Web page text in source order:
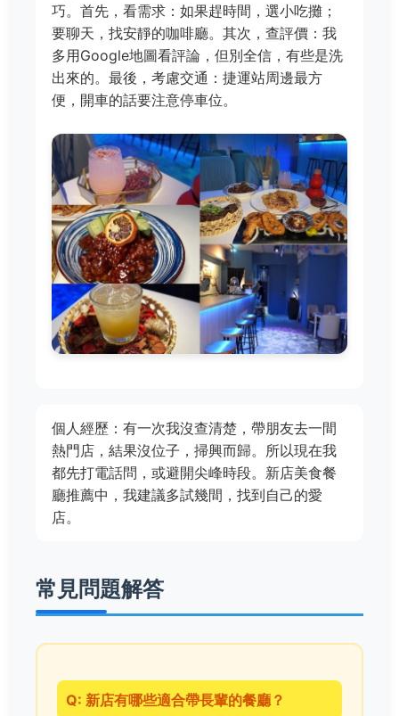
巧。首先，看需求：如果趕時間，選小吃攤；
要聊天，找安靜的咖啡廳。其次，查評價：我
多用Google地圖看評論，但別全信，有些是洗
出來的。最後，考慮交通：捷運站周邊最方
便，開車的話要注意停車位。
個人經歷：有一次我沒查清楚，帶朋友去一間
熱門店，結果沒位子，掃興而歸。所以現在我
都先打電話問，或避開尖峰時段。新店美食餐
廳推薦中，我建議多試幾間，找到自己的愛
店。
常見問題解答
Q: 新店有哪些適合帶長輩的餐廳？